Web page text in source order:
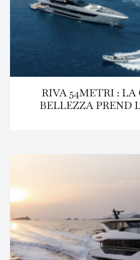
RIVA 54METRI : LA
BELLEZZA PREND